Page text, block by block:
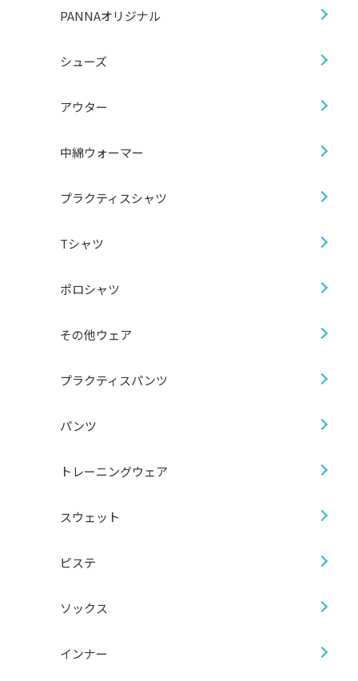
PANNAオリジナル
シューズ
アウター
中綿ウォーマー
プラクティスシャツ
Tシャツ
ポロシャツ
その他ウェア
プラクティスパンツ
パンツ
トレーニングウェア
スウェット
ピステ
ソックス
インナー